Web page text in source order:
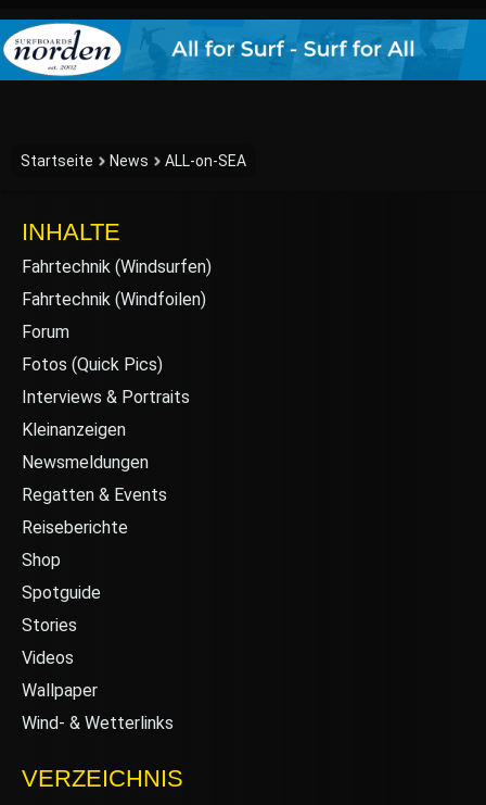
Startseite News ALL-on-SEA
INHALTE
Fahrtechnik (Windsurfen)
Fahrtechnik (Windfoilen)
Forum
Fotos (Quick Pics)
Interviews & Portraits
Kleinanzeigen
Newsmeldungen
Regatten & Events
Reiseberichte
Shop
Spotguide
Stories
Videos
Wallpaper
Wind- & Wetterlinks
VERZEICHNIS